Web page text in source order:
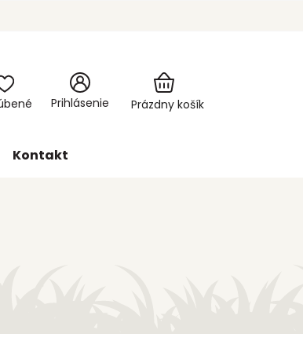
Prihlásenie
Nákupný
košík
Prázdny košík
Kontakt